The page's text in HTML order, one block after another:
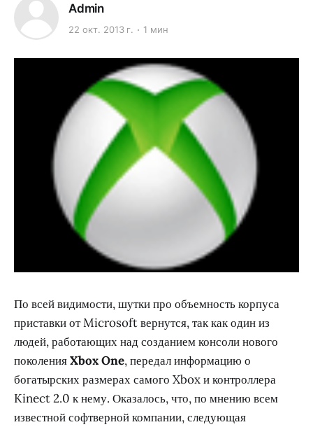
Admin
22 окт. 2013 г. 1 мин
По всей видимости, шутки про объемность корпуса
приставки от Microsoft вернутся, так как один из
людей, работающих над созданием консоли нового
поколенияXbox One, передал информацию о
богатырских размерах самого Xbox и контроллера
Kinect 2.0 к нему. Оказалось, что, по мнению всем
известной софтверной компании, следующая